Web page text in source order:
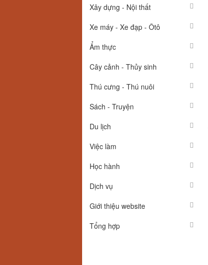
Xây dựng - Nội thất
Xe máy - Xe đạp - Ôtô
Ẩm thực
Cây cảnh - Thủy sinh
Thú cưng - Thú nuôi
Sách - Truyện
Du lịch
Việc làm
Học hành
Dịch vụ
Giới thiệu website
Tổng hợp